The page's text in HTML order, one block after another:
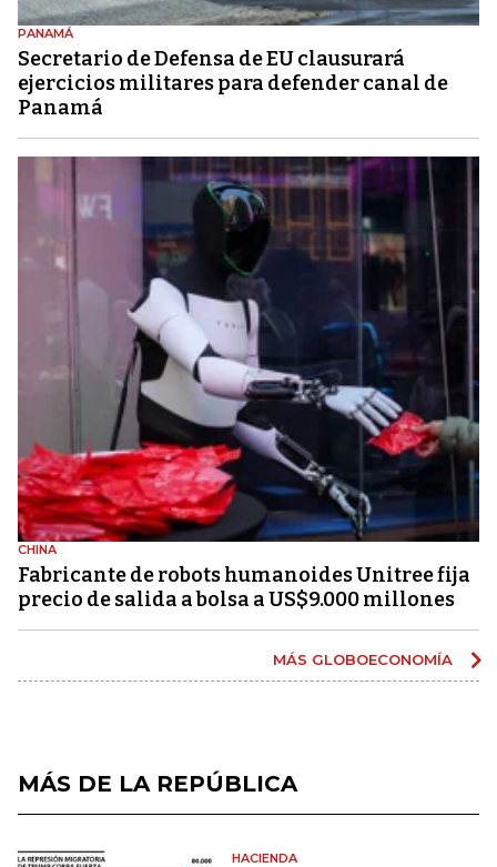
PANAMÁ
Secretario de Defensa de EU clausurará
ejercicios militares para defender canal de
Panamá
CHINA
Fabricante de robots humanoides Unitree fija
precio de salida a bolsa a US$9.000 millones
MÁS GLOBOECONOMÍA
MÁS DE LA REPÚBLICA
HACIENDA